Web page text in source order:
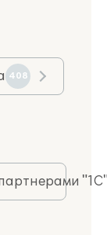
408